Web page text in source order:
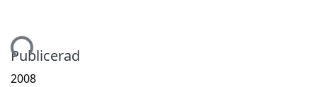
Publicerad
2008